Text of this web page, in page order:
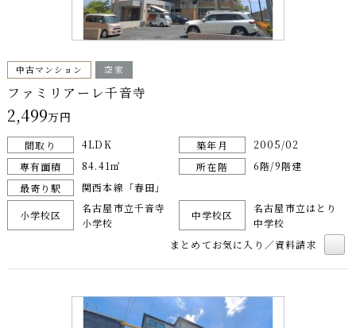
中古マンション 空家
ファミリアーレ千音寺
2,499万円
間取り 4LDK 築年月
2005/02
専有面積
84.41㎡ 所在階
6階/9階建
最寄り駅
関西本線「春田」
小学校区
名古屋市立千音寺
小学校
中学校区
名古屋市立はとり
中学校
まとめてお気に入り／資料請求